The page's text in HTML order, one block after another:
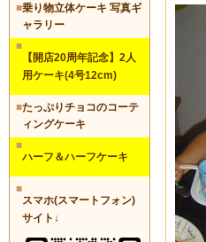
■乗り物立体ケーキ 写真ギ
ャラリー
■
【開店20周年記念】2人
用ケーキ(4号12cm)
■たっぷりチョコのコーテ
ィングケーキ
■
ハーフ＆ハーフケーキ
■
スマホ(スマートフォン)
サイト↓